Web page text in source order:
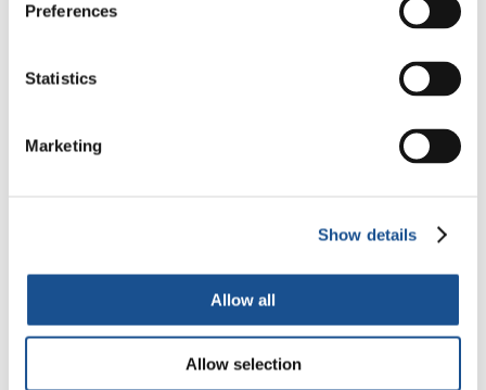
Preferences
Statistics
Marketing
Show details
Allow all
Allow selection
A scansare le cupe e dolorose nubi su questo
spinoso tema, arrivano altre parole della serie
Marconi – L’uomo che ha connesso il mondo.
in cui il protagonista ribadisce la sua
amiche le persone che abitano il mondo. Non
e le divisioni che lo atterriscono, lo
frammentato, mettendo «in discussione la
stessa idea di uomo», aggiunge Marconi.